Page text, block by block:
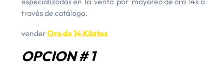
través de catálogo.
vender Oro de 14 Kilates
OPCION # 1